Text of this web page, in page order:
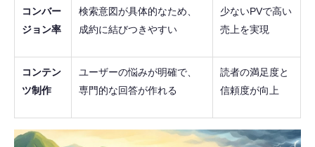
コンバー
ジョン率
検索意図が具体的なため、
成約に結びつきやすい
少ないPVで高い
売上を実現
コンテン
ツ制作
ユーザーの悩みが明確で、
専門的な回答が作れる
読者の満足度と
信頼度が向上